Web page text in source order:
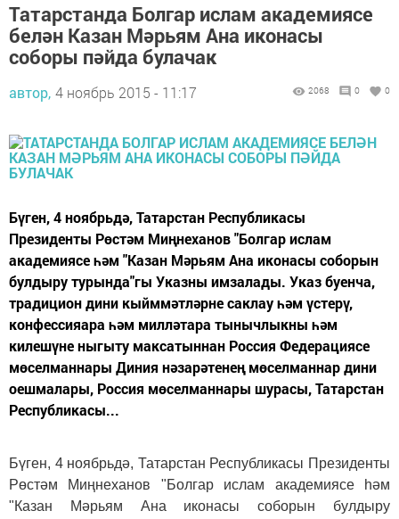
Татарстанда Болгар ислам академиясе
белән Казан Мәрьям Ана иконасы
соборы пәйда булачак
автор, 4 ноябрь 2015 - 11:17 2068 0 0
Бүген, 4 ноябрьдә, Татарстан Республикасы
Президенты Рөстәм Миңнеханов "Болгар ислам
академиясе һәм "Казан Мәрьям Ана иконасы соборын
булдыру турында"гы Указны имзалады. Указ буенча,
традицион дини кыйммәтләрне саклау һәм үстерү,
конфессияара һәм милләтара тынычлыкны һәм
килешүне ныгыту максатыннан Россия Федерациясе
мөселманнары Диния нәзарәтенең мөселманнар дини
оешмалары, Россия мөселманнары шурасы, Татарстан
Республикасы...
Бүген, 4 ноябрьдә, Татарстан Республикасы Президенты
Рөстәм Миңнеханов "Болгар ислам академиясе һәм
"Казан Мәрьям Ана иконасы соборын булдыру